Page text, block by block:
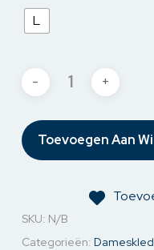
L
Toevoegen Aan
SKU: N/B
Categorieën: